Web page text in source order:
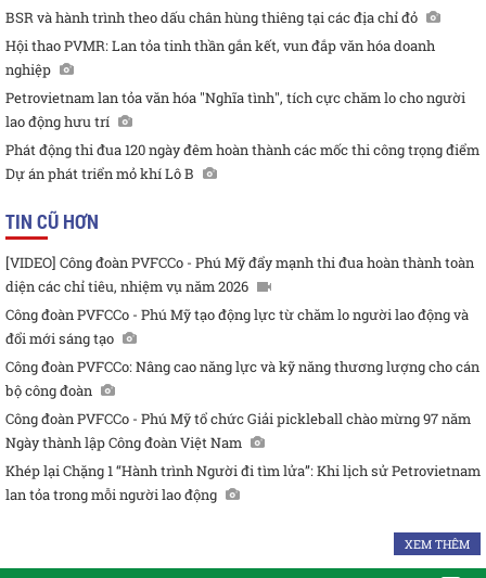
BSR và hành trình theo dấu chân hùng thiêng tại các địa chỉ đỏ
Hội thao PVMR: Lan tỏa tinh thần gắn kết, vun đắp văn hóa doanh
nghiệp
Petrovietnam lan tỏa văn hóa "Nghĩa tình", tích cực chăm lo cho người
lao động hưu trí
Phát động thi đua 120 ngày đêm hoàn thành các mốc thi công trọng điểm
Dự án phát triển mỏ khí Lô B
TIN CŨ HƠN
[VIDEO] Công đoàn PVFCCo - Phú Mỹ đẩy mạnh thi đua hoàn thành toàn
diện các chỉ tiêu, nhiệm vụ năm 2026
Công đoàn PVFCCo - Phú Mỹ tạo động lực từ chăm lo người lao động và
đổi mới sáng tạo
Công đoàn PVFCCo: Nâng cao năng lực và kỹ năng thương lượng cho cán
bộ công đoàn
Công đoàn PVFCCo - Phú Mỹ tổ chức Giải pickleball chào mừng 97 năm
Ngày thành lập Công đoàn Việt Nam
Khép lại Chặng 1 “Hành trình Người đi tìm lửa”: Khi lịch sử Petrovietnam
lan tỏa trong mỗi người lao động
XEM THÊM